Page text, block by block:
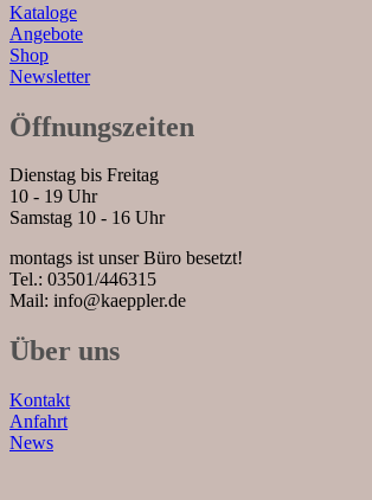
Kataloge
Angebote
Shop
Newsletter
Öffnungszeiten
Dienstag bis Freitag
10 - 19 Uhr
Samstag 10 - 16 Uhr
montags ist unser Büro besetzt!
Tel.: 03501/446315
Mail: info@kaeppler.de
Über uns
Kontakt
Anfahrt
News